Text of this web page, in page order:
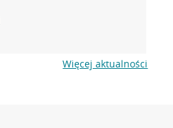
Więcej aktualności